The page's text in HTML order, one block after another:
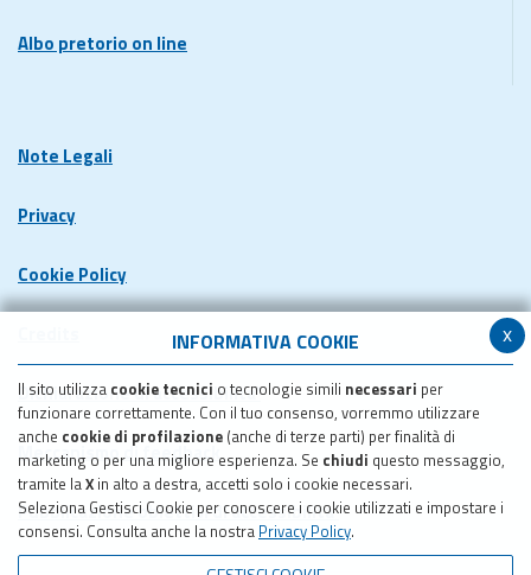
x
INFORMATIVA COOKIE
Il sito utilizza cookie tecnici o tecnologie simili necessari per
funzionare correttamente. Con il tuo consenso, vorremmo utilizzare
anche cookie di profilazione (anche di terze parti) per finalità di
marketing o per una migliore esperienza. Se chiudi questo messaggio,
tramite laX in alto a destra, accetti solo i cookie necessari.
Seleziona Gestisci Cookie per conoscere i cookie utilizzati e impostare i
consensi. Consulta anche la nostra Privacy Policy.
Albo pretorio on line
Note Legali
Privacy
Cookie Policy
Dichiarazione di accessibilita'
Meccanismo di feedback
Pubblicazione obiettivi di accessibilita'